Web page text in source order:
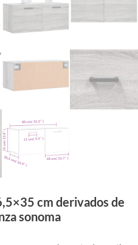
cm derivados de
sonoma